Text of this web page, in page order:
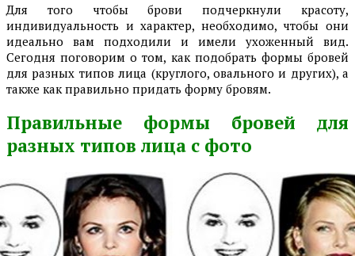
Для того чтобы брови подчеркнули красоту,
индивидуальность и характер, необходимо, чтобы они
идеально вам подходили и имели ухоженный вид.
Сегодня поговорим о том, как подобрать формы бровей
для разных типов лица (круглого, овального и других), а
также как правильно придать форму бровям.
Правильные формы бровей для
разных типов лица с фото